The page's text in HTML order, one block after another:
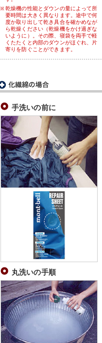
乾燥機の性能とダウンの量によって所
要時間は大きく異なります。途中で何
度か取り出して乾き具合を確かめなが
ら乾燥ください（乾燥機をかけ過ぎな
いように）。その際、寝袋を両手で軽
くたたくと内部のダウンがほぐれ、片
寄りを防ぐことができます。
手洗いの前に
丸洗いの手順